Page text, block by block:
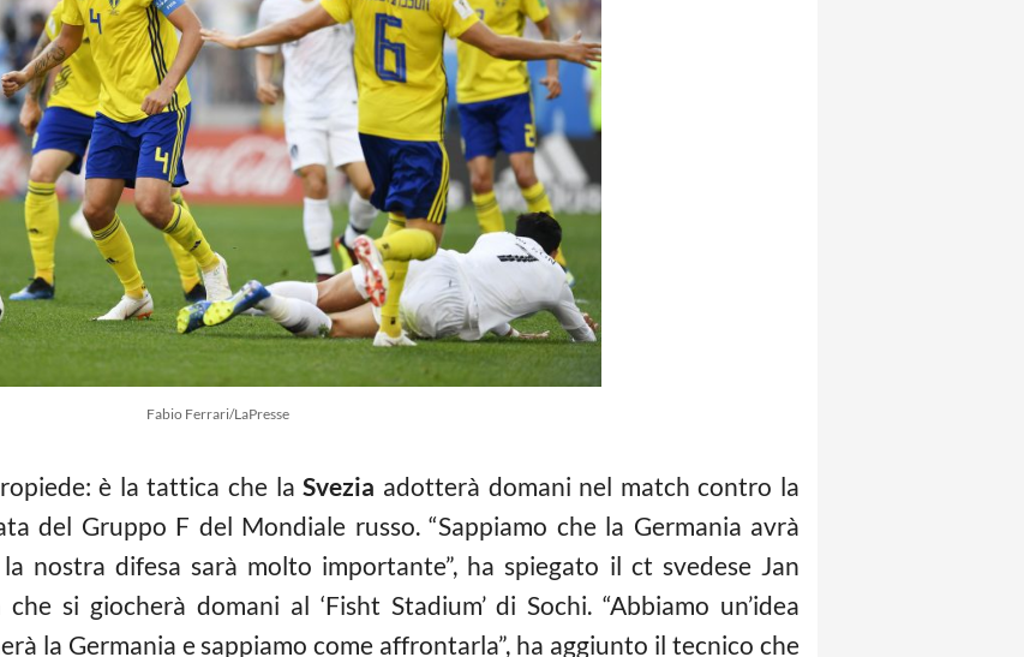
Fabio Ferrari/LaPresse
è la tattica che laSvezia adotterà domani nel match contro la
del Gruppo F del Mondiale russo. “Sappiamo che la Germania avrà
nostra difesa sarà molto importante”, ha spiegato il ct svedese Jan
si giocherà domani al ‘Fisht Stadium’ di Sochi. “Abbiamo un’idea
la Germania e sappiamo come affrontarla”, ha aggiunto il tecnico che